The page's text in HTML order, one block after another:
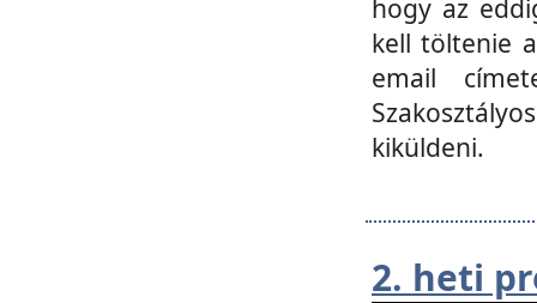
hogy az
kell töltenie
email
kiküldeni.
2. heti